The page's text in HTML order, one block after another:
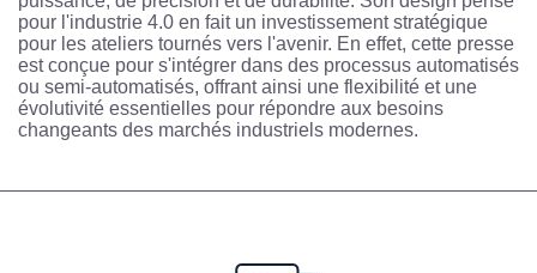
pour l'industrie 4.0 en fait un investissement stratégique
pour les ateliers tournés vers l'avenir. En effet, cette presse
est conçue pour s'intégrer dans des processus automatisés
ou semi-automatisés, offrant ainsi une flexibilité et une
évolutivité essentielles pour répondre aux besoins
changeants des marchés industriels modernes.